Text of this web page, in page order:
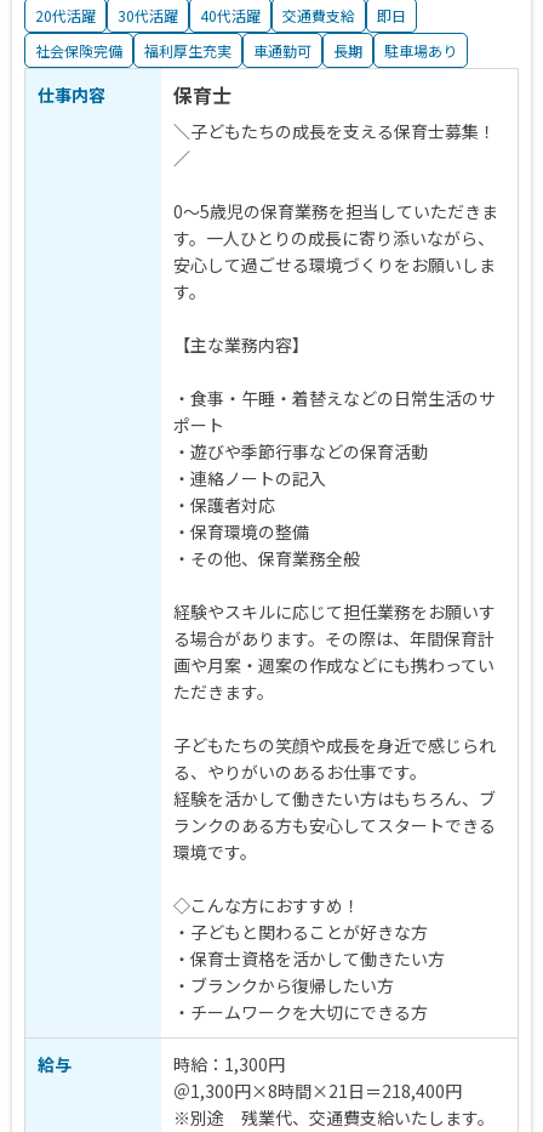
送
り
20代活躍 30代活躍 40代活躍 交通費支給
即日
社会保険完備
福利厚生充実 車通勤可 長期 駐車場あり
仕事内容 保育士
＼子どもたちの成長を支える保育士募集！
／
0～5歳児の保育業務を担当していただきま
す。一人ひとりの成長に寄り添いながら、
安心して過ごせる環境づくりをお願いしま
す。
【主な業務内容】
・食事・午睡・着替えなどの日常生活のサ
ポート
・遊びや季節行事などの保育活動
・連絡ノートの記入
・保護者対応
・保育環境の整備
・その他、保育業務全般
経験やスキルに応じて担任業務をお願いす
る場合があります。その際は、年間保育計
画や月案・週案の作成などにも携わってい
ただきます。
子どもたちの笑顔や成長を身近で感じられ
る、やりがいのあるお仕事です。
経験を活かして働きたい方はもちろん、ブ
ランクのある方も安心してスタートできる
環境です。
◇こんな方におすすめ！
・子どもと関わることが好きな方
・保育士資格を活かして働きたい方
・ブランクから復帰したい方
・チームワークを大切にできる方
給与
時給：1,300円
＠1,300円×8時間×21日＝218,400円
※別途 残業代、交通費支給いたします。